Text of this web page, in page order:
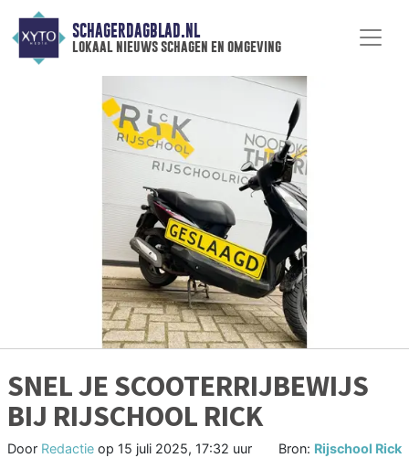
SCHAGERDAGBLAD.NL
lokaal nieuws schagen en omgeving
SNEL JE SCOOTERRIJBEWIJS
BIJ RIJSCHOOL RICK
Door Redactie op 15 juli 2025, 17:32 uur Bron: Rijschool Rick